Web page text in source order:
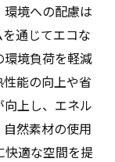
境への配慮は
通じてエコな
境負荷を軽減
能の向上や省
上し、エネル
然素材の使用
適な空間を提